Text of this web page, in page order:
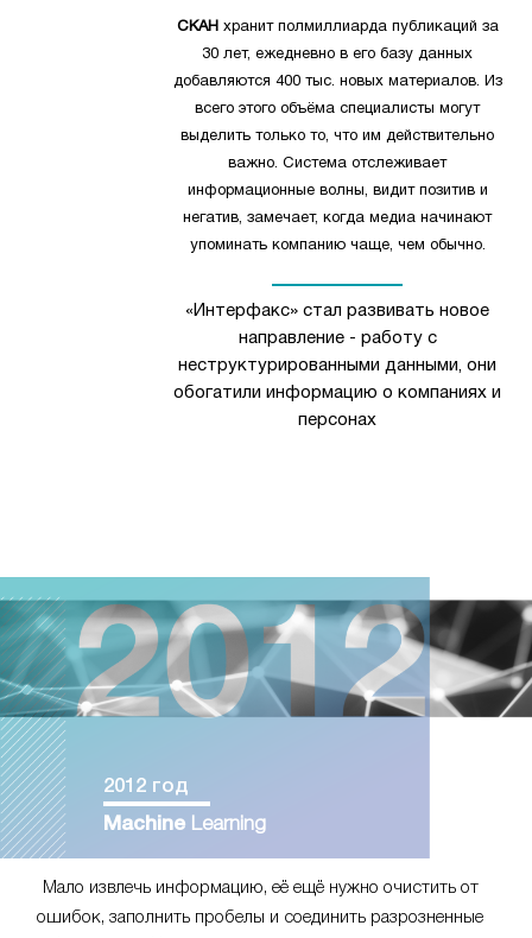
СКАН хранит полмиллиарда публикаций за
30 лет, ежедневно в его базу данных
добавляются 400 тыс. новых материалов. Из
всего этого объёма специалисты могут
выделить только то, что им действительно
важно. Система отслеживает
информационные волны, видит позитив и
негатив, замечает, когда медиа начинают
упоминать компанию чаще, чем обычно.
«Интерфакс» стал развивать новое
направление - работу с
неструктурированными данными, они
обогатили информацию о компаниях и
персонах
2012 год
Machine Learning
Мало извлечь информацию, её ещё нужно очистить от
ошибок, заполнить пробелы и соединить разрозненные